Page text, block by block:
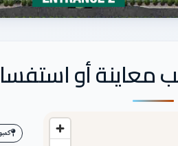
معاينة أو